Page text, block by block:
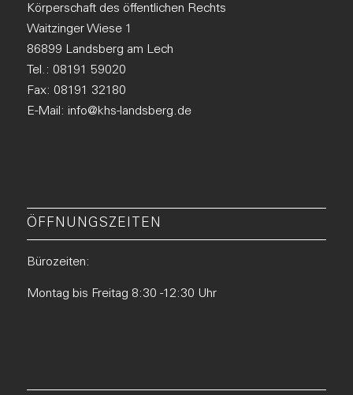
Körperschaft des öffentlichen Rechts
Waitzinger Wiese 1
86899 Landsberg am Lech
Tel.: 08191 59020
Fax: 08191 32180
E-Mail: info@khs-landsberg.de
ÖFFNUNGSZEITEN
Bürozeiten:
Montag bis Freitag 8:30 -12:30 Uhr